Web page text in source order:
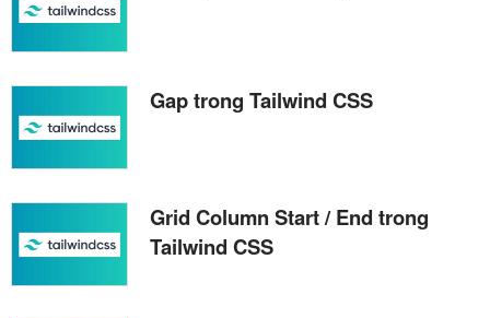
Gap trong Tailwind CSS
Grid Column Start / End trong
Tailwind CSS